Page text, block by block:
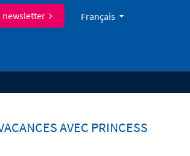
newsletter Français
AVEC PRINCESS